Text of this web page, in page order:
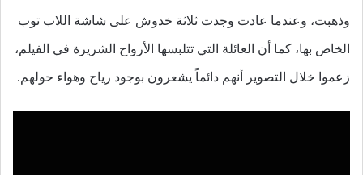
وذهبت، وعندما عادت وجدت ثلاثة خدوش على شاشة اللاب توب
الخاص بها، كما أن العائلة التي تتلبسها الأرواح الشريرة في الفيلم،
زعموا خلال التصوير أنهم دائماً يشعرون بوجود رياح وهواء حولهم.